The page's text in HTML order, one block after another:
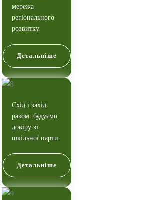
мережа
регіонального
розвитку
Детальніше
Схід і захід
разом: будуємо
довіру зі
шкільної парти
Детальніше